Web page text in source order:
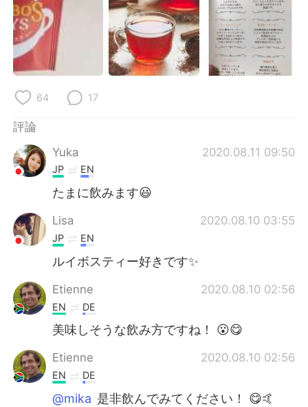
64 17
評論
Yuka
2020.08.11 09:50
JP EN
たまに飲みます😃
Lisa 2020.08.10 03:55
JP EN
ルイボスティー好きです✨
Etienne 2020.08.10 02:56
EN DE
美味しそうな飲み方ですね！ 😮😋
Etienne 2020.08.10 02:56
EN DE
@mika 是非飲んでみてください！ 😋🤙